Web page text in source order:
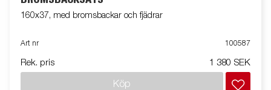
160x37, med bromsbackar och fjädrar
Art nr 100587
Rek. pris 1 380 SEK
Köp